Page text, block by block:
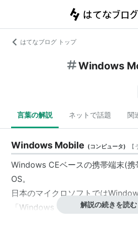
はてなブログ トップ
Windows
言葉の解説 ネットで話題 関
Windows Mobile (コンピュータ) 【
Windows CEベースの携帯端末(
OS。
日本のマイクロソフトでは
「Windows ケータイ」として宣
解説の続きを読む